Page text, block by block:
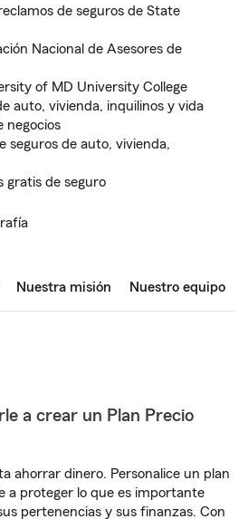
de seguros de State
Nacional de Asesores de
of MD University College
auto, vivienda, inquilinos y vida
negocios
seguros de auto, vivienda,
gratis de seguro
Nuestra misión Nuestro equipo
a crear un Plan Precio
ahorrar dinero. Personalice un plan
a proteger lo que es importante
pertenencias y sus finanzas. Con